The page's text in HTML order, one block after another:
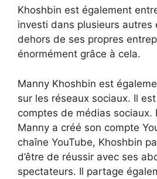
Khoshbin est également
investi dans plusieurs autres
dehors de ses propres
énormément grâce à cela.
Manny Khoshbin est
sur les réseaux sociaux. Il
comptes de médias sociaux.
Manny a créé son compte
chaîne YouTube, Khoshbin
d’être de réussir avec ses
spectateurs. Il partage